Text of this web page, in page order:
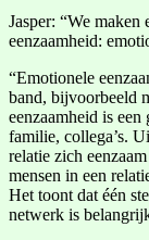
Jasper: “We maken
eenzaamheid:
“Emotionele
band, bijvoorbeeld
eenzaamheid is
familie, collega’s.
relatie zich
mensen in een
Het toont dat één
netwerk is